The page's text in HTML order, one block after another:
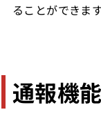
ることができます
通報機